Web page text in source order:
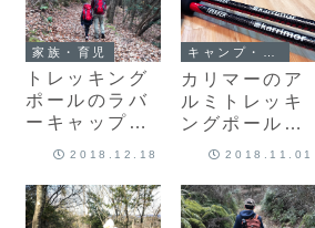
家族・育児
トレッキング
ポールのラバ
ーキャップを
入！
2018.12.18
カリマーのア
ルミトレッキ
ングポール購
入！これでさ
楽しめます♪
2018.11.01